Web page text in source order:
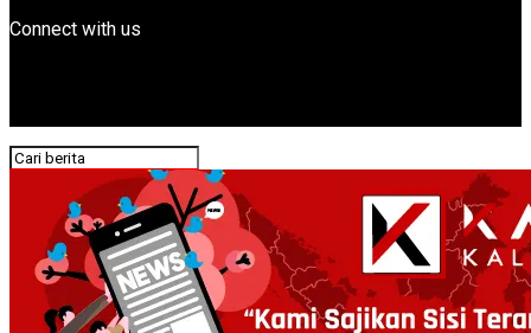
Connect with us